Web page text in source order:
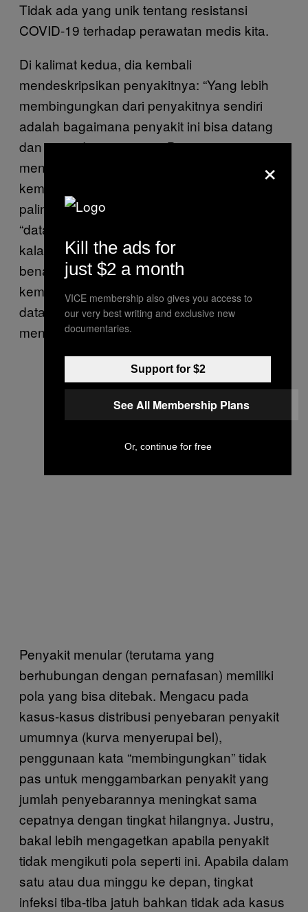
Tidak ada yang unik tentang resistansi
COVID-19 terhadap perawatan medis kita.
Di kalimat kedua, dia kembali
mendeskripsikan penyakitnya: “Yang lebih
membingungkan dari penyakitnya sendiri
adalah bagaimana penyakit ini bisa datang
dan pergi dengan cepat. Bisa saja ia
menyerang lagi sepuluh tahun kemudian, lalu
kembali menghilang.” Ini juga tidak benar,
paling tidak buat sekarang. COVID-19 bukan
“datang dan pergi dengan cepat.” Toh,
kalaupun nanti ternyata COVID-19 ternyata
benar hilang dengan cepat, pola
kemunculannya harus dibandingkan dengan
data epidemiologi lainnya untuk bisa
menggunakan kata “membingungkan.”
Penyakit menular (terutama yang
berhubungan dengan pernafasan) memiliki
pola yang bisa ditebak. Mengacu pada
kasus-kasus distribusi penyebaran penyakit
umumnya (kurva menyerupai bel),
penggunaan kata “membingungkan” tidak
pas untuk menggambarkan penyakit yang
jumlah penyebarannya meningkat sama
cepatnya dengan tingkat hilangnya. Justru,
bakal lebih mengagetkan apabila penyakit
tidak mengikuti pola seperti ini. Apabila dalam
satu atau dua minggu ke depan, tingkat
infeksi tiba-tiba jatuh bahkan tidak ada kasus
×
Kill the ads for
just $2 a month
VICE membership also gives you access to
our very best writing and exclusive new
documentaries.
Support for $2
See All Membership Plans
Or, continue for free